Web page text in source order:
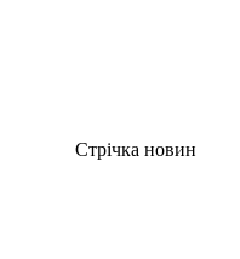
Стрічка новин